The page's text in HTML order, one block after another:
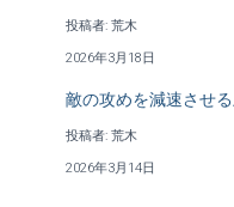
投稿者: 荒木
2026年3月18日
敵の攻めを減速させ
投稿者: 荒木
2026年3月14日